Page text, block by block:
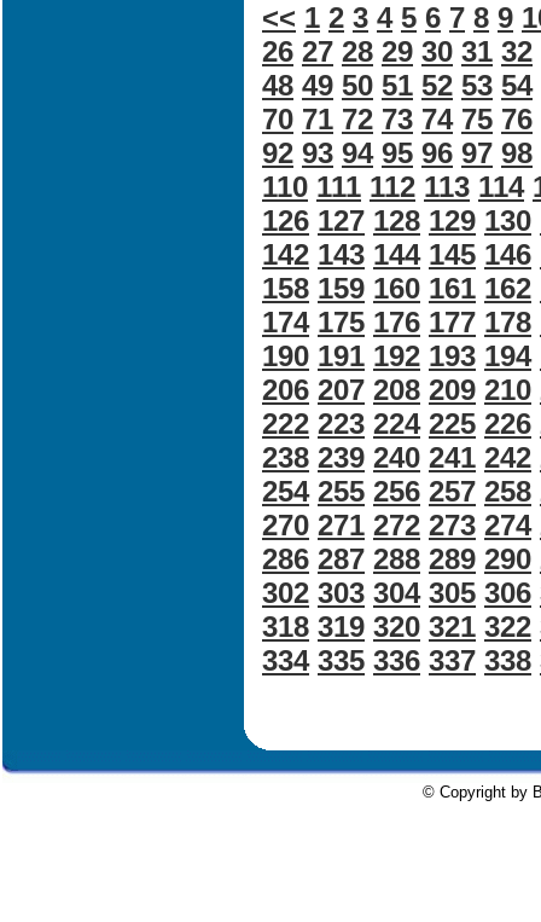
<< 1 2 3 4 5 6 7 8 9
26 27 28 29 30 31 32
48 49 50 51 52 53 54
70 71 72 73 74 75 76
92 93 94 95 96 97 98
110 111 112 113 114
126 127 128 129 130
142 143 144 145 146
158 159 160 161 162
174 175 176 177 178
190 191 192 193 194
206 207 208 209 210
222 223 224 225 226
238 239 240 241 242
254 255 256 257 258
270 271 272 273 274
286 287 288 289 290
302 303 304 305 306
318 319 320 321 322
334 335 336 337 338
© Copyright by